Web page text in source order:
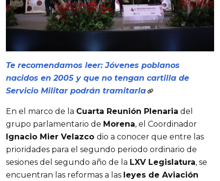
Te recomendamos leer: Jóvenes poblanos
nacidos en 2005 y que no tengan cartilla de
Servicio Militar podrán tramitarla
En el marco de la Cuarta Reunión Plenaria del
grupo parlamentario de Morena, el Coordinador
Ignacio Mier Velazco dio a conocer que entre las
prioridades para el segundo periodo ordinario de
sesiones del segundo año de la LXV Legislatura, se
encuentran las reformas a las leyes de Aviación